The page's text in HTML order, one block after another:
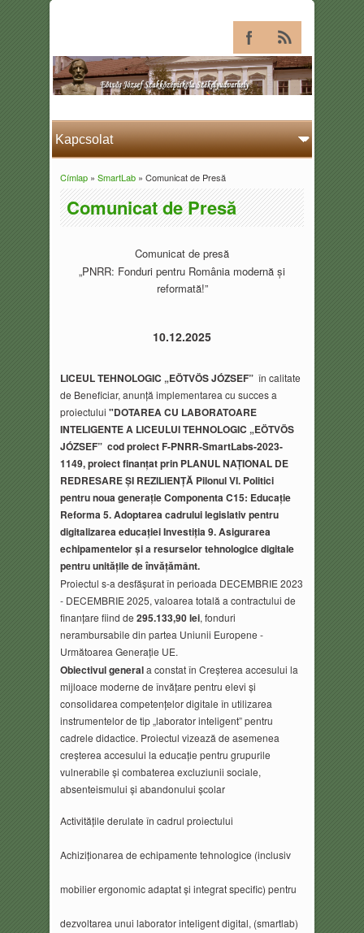
Jelenlegi hely
Címlap» SmartLab» Comunicat de Presă
Comunicat de Presă
Comunicat de presă
„PNRR: Fonduri pentru România modernă și
reformată!”
10.12.2025
LICEUL TEHNOLOGIC „EÖTVÖS JÓZSEF” în calitate
de Beneficiar, anunță implementarea cu succes a
proiectului "DOTAREA CU LABORATOARE
INTELIGENTE A LICEULUI TEHNOLOGIC „EÖTVÖS
JÓZSEF” cod proiect F-PNRR-SmartLabs-2023-
1149, proiect finanțat prin PLANUL NAȚIONAL DE
REDRESARE ȘI REZILIENȚĂ Pilonul VI. Politici
pentru noua generație Componenta C15: Educație
Reforma 5. Adoptarea cadrului legislativ pentru
digitalizarea educației Investiția 9. Asigurarea
echipamentelor și a resurselor tehnologice digitale
pentru unitățile de învățământ.
Proiectul s-a desfășurat în perioada DECEMBRIE 2023
- DECEMBRIE 2025, valoarea totală a contractului de
finanțare fiind de 295.133,90 lei, fonduri
nerambursabile din partea Uniunii Europene -
Următoarea Generație UE.
Obiectivul generala constat în Creșterea accesului la
mijloace moderne de învățare pentru elevi și
consolidarea competențelor digitale în utilizarea
instrumentelor de tip „laborator inteligent” pentru
cadrele didactice. Proiectul vizează de asemenea
creșterea accesului la educație pentru grupurile
vulnerabile și combaterea excluziunii sociale,
absenteismului și abandonului școlar
Activitățile derulate în cadrul proiectului
Achiziționarea de echipamente tehnologice (inclusiv
mobilier ergonomic adaptat și integrat specific) pentru
dezvoltarea unui laborator inteligent digital, (smartlab)